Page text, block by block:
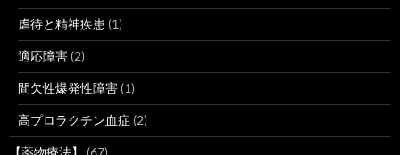
虐待と精神疾患 (1)
適応障害 (2)
間欠性爆発性障害 (1)
高プロラクチン血症 (2)
【薬物療法】 (67)